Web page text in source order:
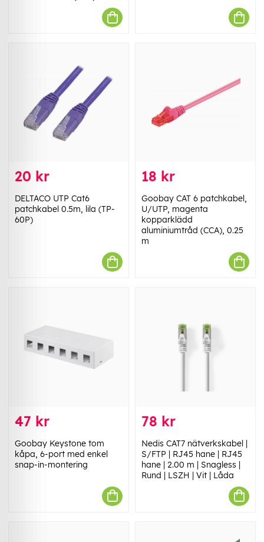
20 kr
DELTACO UTP Cat6
patchkabel 0.5m, lila (TP-
60P)
18 kr
Goobay CAT 6 patchkabel,
U/UTP, magenta
kopparklädd
aluminiumtråd (CCA), 0.25
m
47 kr
Goobay Keystone tom
kåpa, 6-port med enkel
snap-in-montering
78 kr
Nedis CAT7 nätverkskabel |
S/FTP | RJ45 hane | RJ45
hane | 2.00 m | Snagless |
Rund | LSZH | Vit | Låda